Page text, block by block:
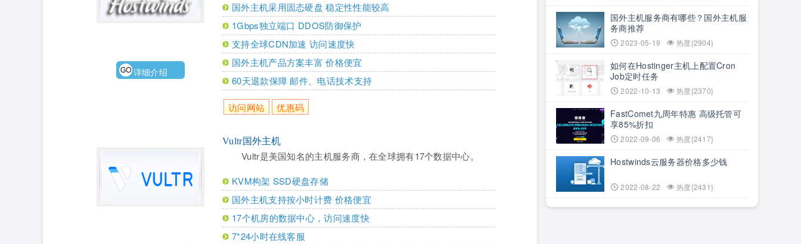
详细介绍
国外主机采用固态硬盘 稳定性性能较高
1Gbps独立端口 DDOS防御保护
支持全球CDN加速 访问速度快
国外主机产品方案丰富 价格便宜
60天退款保障 邮件、电话技术支持
访问网站 优惠码
Vultr国外主机
Vultr是美国知名的主机服务商，在全球拥有17个数据中心。
KVM构架 SSD硬盘存储
国外主机支持按小时计费 价格便宜
17个机房的数据中心，访问速度快
7*24小时在线客服
国外主机服务商有哪些？国外主机服
务商推荐
2023-05-19 热度{2904}
如何在Hostinger主机上配置Cron
Job定时任务
2022-10-13 热度{2370}
FastComet九周年特惠 高级托管可
享85%折扣
2022-09-06 热度{2417}
Hostwinds云服务器价格多少钱
2022-08-22 热度{2431}